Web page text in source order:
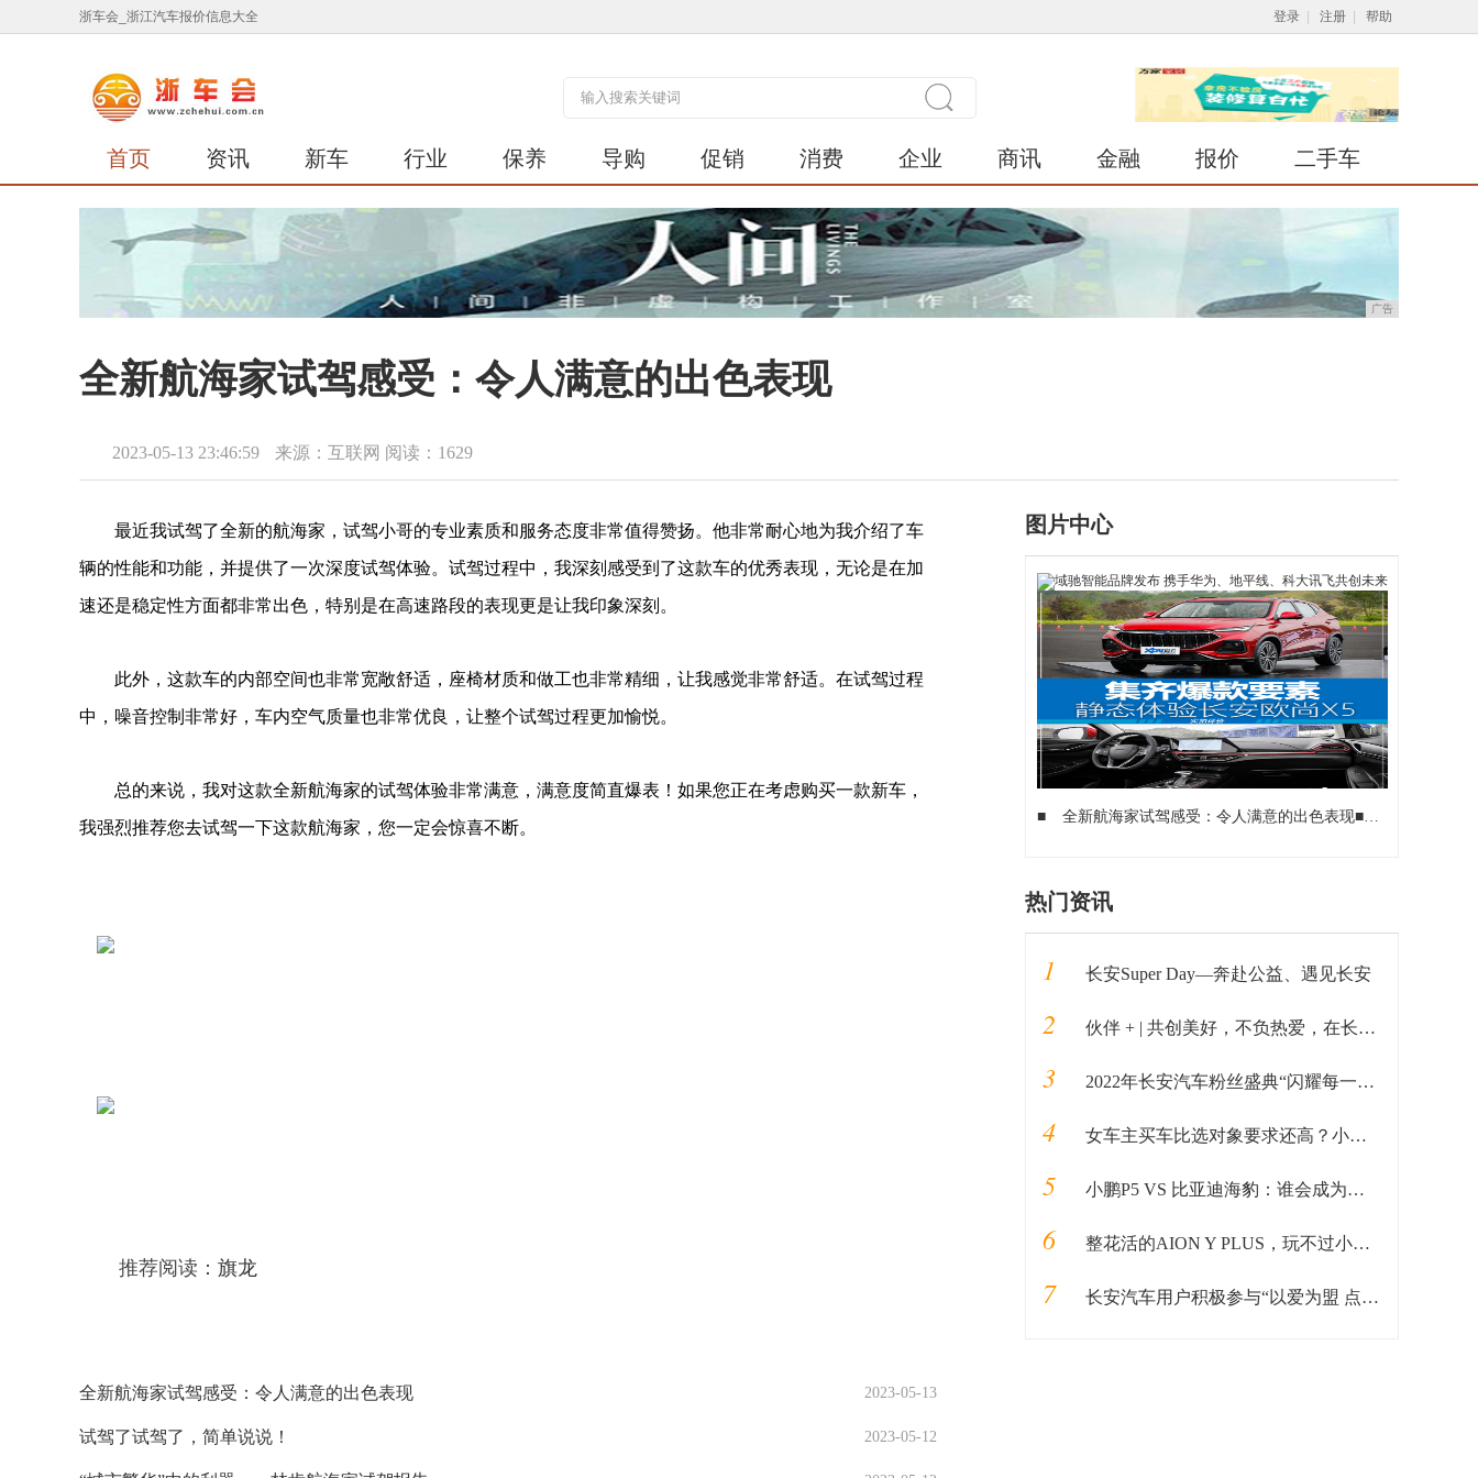
浙车会_浙江汽车报价信息大全 登录 注册 帮助
首页 资讯 新车 行业 保养 导购 促销 消费 企业 商讯 金融 报价 二手车
广告
全新航海家试驾感受：令人满意的出色表现
2023-05-13 23:46:59 来源：互联网 阅读：1629
最近我试驾了全新的航海家，试驾小哥的专业素质和服务态度非常值得赞扬。他非常耐心地为我介绍了车
辆的性能和功能，并提供了一次深度试驾体验。试驾过程中，我深刻感受到了这款车的优秀表现，无论是在加
速还是稳定性方面都非常出色，特别是在高速路段的表现更是让我印象深刻。
此外，这款车的内部空间也非常宽敞舒适，座椅材质和做工也非常精细，让我感觉非常舒适。在试驾过程
中，噪音控制非常好，车内空气质量也非常优良，让整个试驾过程更加愉悦。
总的来说，我对这款全新航海家的试驾体验非常满意，满意度简直爆表！如果您正在考虑购买一款新车，
我强烈推荐您去试驾一下这款航海家，您一定会惊喜不断。
推荐阅读： 旗龙
2023-05-13
全新航海家试驾感受：令人满意的出色表现
2023-05-12
试驾了试驾了，简单说说！
图片中心
■ 全新航海家试驾感受：令人满意的出色表现■
热门资讯
1 长安Super Day—奔赴公益、遇见长安
2 伙伴 + | 共创美好，不负热爱，在长安Open Day一起探秘
3 2022年长安汽车粉丝盛典“闪耀每一个你”
4 女车主买车比选对象要求还高？小鹏G3i和AION Y PLUS谁更受宠？
5 小鹏P5 VS 比亚迪海豹：谁会成为公司团建同事羡慕的对象
6 整花活的AION Y PLUS，玩不过小鹏G3i的高质感
7 长安汽车用户积极参与“以爱为盟 点亮星空”公益音乐会